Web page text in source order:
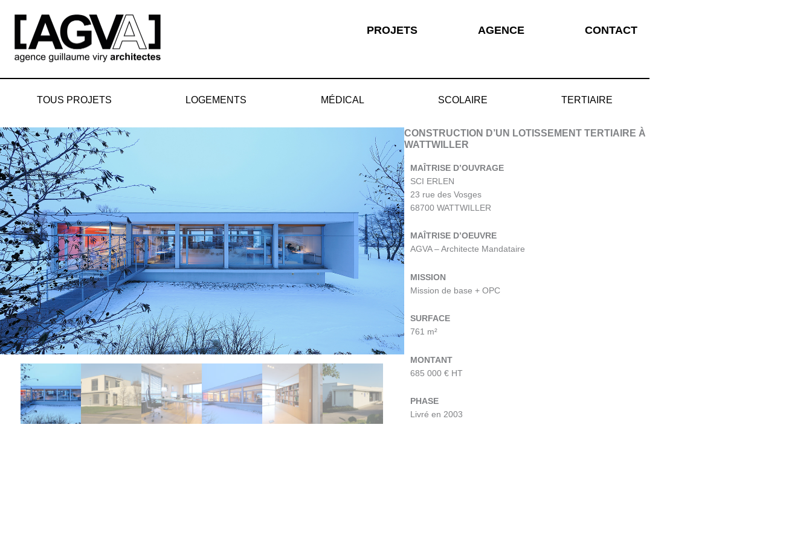
contenu
PROJETS AGENCE CONTACT
TOUS PROJETS LOGEMENTS MÉDICAL SCOLAIRE TERTIAIRE
CONSTRUCTION D’UN LOTISSEMENT TERTIAIRE À
WATTWILLER
MAÎTRISE D’OUVRAGE
SCI ERLEN
23 rue des Vosges
68700 WATTWILLER
MAÎTRISE D’OEUVRE
AGVA – Architecte Mandataire
MISSION
Mission de base + OPC
SURFACE
761 m²
MONTANT
685 000 € HT
PHASE
Livré en 2003